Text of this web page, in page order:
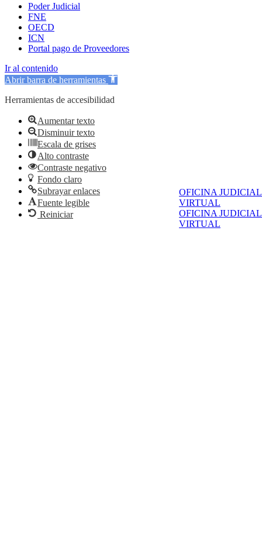
OFICINA JUDICIAL
VIRTUAL
OFICINA JUDICIAL
VIRTUAL
Poder Judicial
FNE
OECD
ICN
Portal pago de Proveedores
Ir al contenido
Abrir barra de herramientas
Herramientas de accesibilidad
Aumentar texto
Disminuir texto
Escala de grises
Alto contraste
Contraste negativo
Fondo claro
Subrayar enlaces
Fuente legible
Reiniciar